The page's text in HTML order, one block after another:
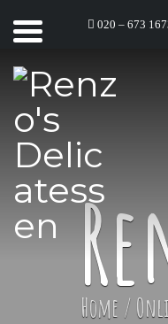
020 – 673
Home /